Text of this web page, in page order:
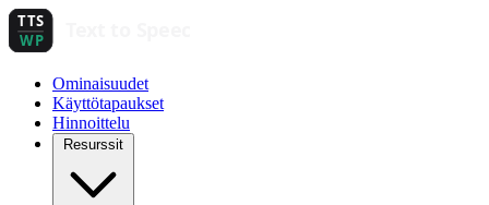
Ominaisuudet
Käyttötapaukset
Hinnoittelu
Resurssit